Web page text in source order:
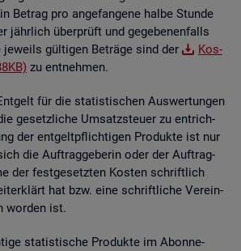
Be­trag pro an­ge­fan­ge­ne halbe Stun­de
jähr­lich über­prüft und ge­ge­be­nen­falls
je­weils gül­ti­gen Be­trä­ge sind der
Kos­
zu ent­neh­men.
für die sta­tis­ti­schen Aus­wer­tun­gen
ge­setz­li­che Um­satz­steu­er zu ent­rich­
der ent­gelt­pflich­ti­gen Pro­duk­te ist nur
die Auf­trag­ge­be­rin oder der Auf­trag­
der fest­ge­setz­ten Kos­ten schrift­lich
hat bzw. eine schrift­li­che Ver­ein­
wor­den ist.
sta­tis­ti­sche Pro­duk­te im Abon­ne­